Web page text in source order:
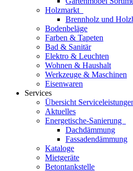
Holzmarkt
Brennholz und
Bodenbeläge
Farben & Tapeten
Bad & Sanitär
Elektro & Leuchten
Wohnen & Haushalt
Werkzeuge & Maschinen
Eisenwaren
Services
Übersicht
Aktuelles
Energetische-Sanierung
Dachdämmung
Fassadendämmung
Kataloge
Mietgeräte
Betontankstelle